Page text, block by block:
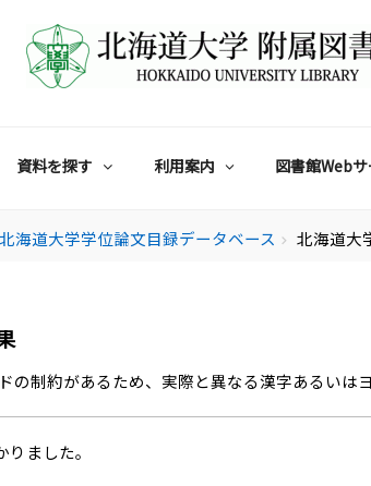
資料を探す 利用案内 図書館Web
北海道大学学位論文目録データベース chevron_right 北海道大
の制約があるため、実際と異なる漢字あるいは
りました。